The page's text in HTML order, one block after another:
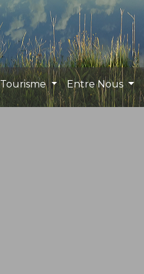
Tourisme Entre Nous